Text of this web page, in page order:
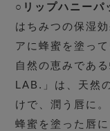
○リップハニーパ
はちみつの保湿
アに蜂蜜を塗って
自然の恵みであ
LAB.」は、天然
けで、潤う唇に。
蜂蜜を塗った唇